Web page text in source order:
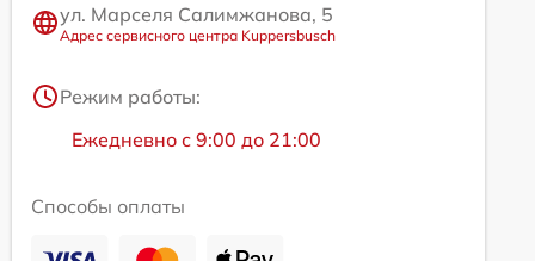
ул. Марселя Салимжанова, 5
Адрес сервисного центра Kuppersbusch
Режим работы:
Ежедневно с 9:00 до 21:00
Способы оплаты